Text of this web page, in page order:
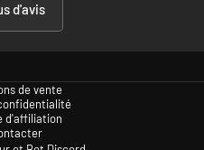
au système Drive
peuvent sembler
d'avis
de vente
d'affiliation